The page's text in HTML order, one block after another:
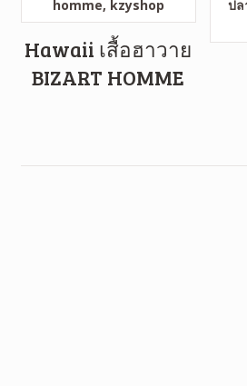
Hawaii เสื้อฮาวาย
BIZART HOMME